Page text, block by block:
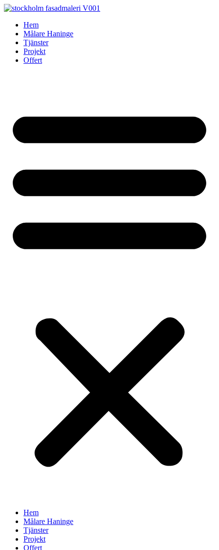
Skip
contentHem
Målare Haninge
Tjänster
Projekt
Offert
Hem
Målare Haninge
Tjänster
Projekt
Offert